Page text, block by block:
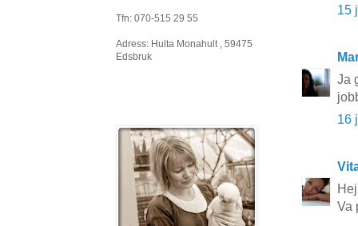
15
Ja
16
Va
Tfn: 070-515 29 55
Adress: Hulta Monahult , 59475
Edsbruk